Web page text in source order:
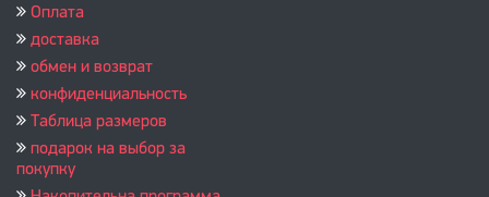
Оплата
доставка
обмен и возврат
конфиденциальность
Таблица размеров
подарок на выбор за
покупку